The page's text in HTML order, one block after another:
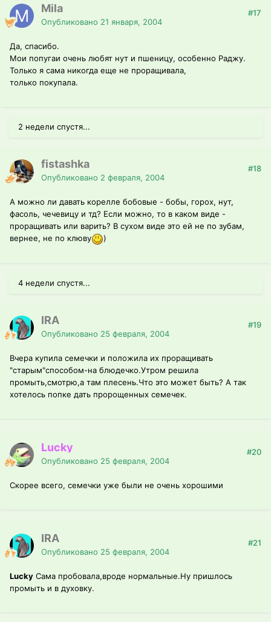
Mila
Опубликовано 21 января, 2004
#17
Да, спасибо.
Мои попугаи очень любят нут и пшеницу, особенно Раджу.
Только я сама никогда еще не проращивала,
только покупала.
2 недели спустя...
fistashka
Опубликовано 2 февраля, 2004
#18
А можно ли давать корелле бобовые - бобы, горох, нут,
фасоль, чечевицу и тд? Если можно, то в каком виде -
проращивать или варить? В сухом виде это ей не по зубам,
вернее, не по клюву
)
4 недели спустя...
IRA
Опубликовано 25 февраля, 2004
#19
Вчера купила семечки и положила их проращивать
"старым"способом-на блюдечко.Утром решила
промыть,смотрю,а там плесень.Что это может быть? А так
хотелось попке дать пророщенных семечек.
Lucky
Опубликовано 25 февраля, 2004
#20
Скорее всего, семечки уже были не очень хорошими
IRA
Опубликовано 25 февраля, 2004
#21
Lucky Сама пробовала,вроде нормальные.Ну пришлось
промыть и в духовку.